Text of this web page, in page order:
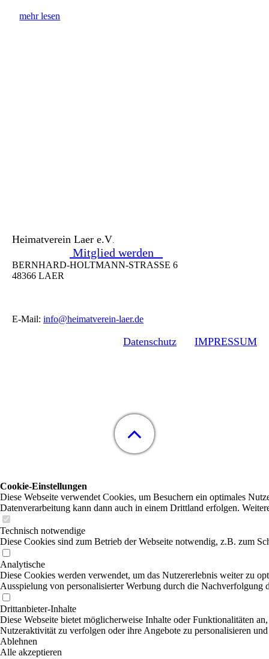
mehr lesen
Heimatverein Laer e.V.
Mitglied werden
BERNHARD-HOLTMANN-STRASSE 6
48366 LAER
E-Mail: info@heimatverein-laer.de
Datenschutz IMPRESSUM
Cookie-Einstellungen
Diese Webseite verwendet Cookies, um Besuchern ein optimales
Datenverarbeitung kann dann auch in einem Drittland erfolgen.
Technisch notwendige
Diese Cookies sind zum Betrieb der Webseite notwendig, z.B. zum
Analytische
Diese Cookies werden verwendet, um das Nutzererlebnis weiter zu
Ausspielung von personalisierter Werbung durch die Nachverfolgung
Drittanbieter-Inhalte
Diese Webseite bietet möglicherweise Inhalte oder Funktionalitäten
Nutzeraktivität zu verfolgen oder ihre Angebote zu personalisieren
Ablehnen
Alle akzeptieren